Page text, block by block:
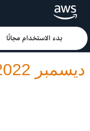
انقر هنا للعودة
بدء الاستخدام مجانًا
ديسمبر 2022